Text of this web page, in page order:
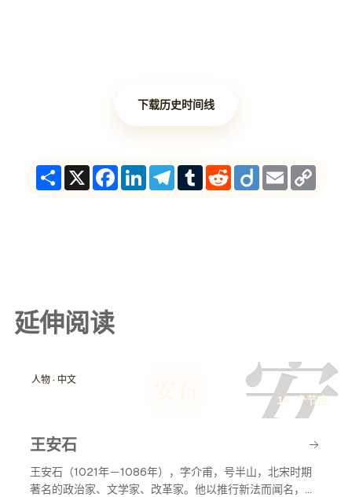
下载历史时间线
ShareX Facebook
LinkedInTelegram
TumblrRedditDiigoEmail
延伸阅读
安
人物 · 中文
14 个节点
王安石
王安石（1021年－1086年），字介甫，号半山，北宋时期
著名的政治家、文学家、改革家。他以推行新法而闻名，致